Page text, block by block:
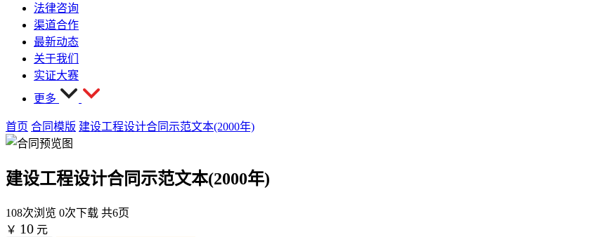
法律咨询
渠道合作
最新动态
关于我们
实证大赛
更多
首页 合同模版 建设工程设计合同示范文本(2000年)
建设工程设计合同示范文本(2000年)
108次浏览 0次下载 共6页
￥ 10 元